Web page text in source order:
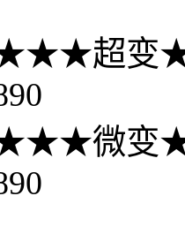
超变
微变